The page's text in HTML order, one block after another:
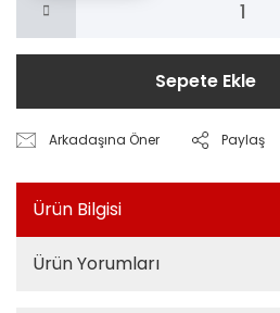
Sepete Ekle
Arkadaşına Öner Paylaş
Ürün Bilgisi
Ürün Yorumları